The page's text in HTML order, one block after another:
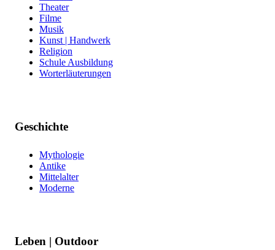
Theater
Filme
Musik
Kunst | Handwerk
Religion
Schule Ausbildung
Worterläuterungen
Geschichte
Mythologie
Antike
Mittelalter
Moderne
Leben | Outdoor